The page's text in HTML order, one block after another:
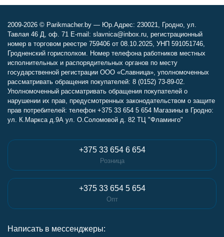
2009-2026 © Parikmacher.by — Юр.Адрес: 230021, Гродно, ул.
Тавлая 46 Д, оф. 71 E-mail: slavnica@inbox.ru, регистрационный
номер в торговом реестре 759406 от 08.10.2025, УНП 591051746,
Гродненский горисполком. Номер телефона работников местных
исполнительных и распорядительных органов по месту
государственной регистрации ООО «Славница», уполномоченных
рассматривать обращения покупателей: 8 (0152) 73-89-02.
Уполномоченный рассматривать обращения покупателей о
нарушении их прав, предусмотренных законодательством о защите
прав потребителей: телефон +375 33 654 5 654 Магазины в Гродно:
ул. К.Маркса д.9А ул. О.Соломовой д. 82 ТЦ "Фламинго"
+375 33 654 6 654
Розница
+375 33 654 5 654
Опт
Написать в мессенджеры: